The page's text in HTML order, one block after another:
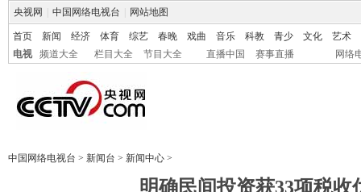
央视网 中国网络电视台 网站地图
首页 新闻 经济 体育 综艺 春晚 戏曲 音乐 科教 青少 文化
艺术
电视
频道大全 栏目大全 节目大全 直播中国 赛事直播 网络
中国网络电视台 > 新闻台 > 新闻中心 >
明确民间投资获33项税收